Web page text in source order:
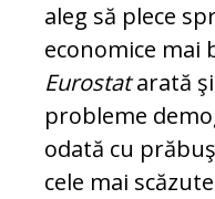
aleg să plece
economice mai
Eurostatarată şi
probleme
odată cu
cele mai